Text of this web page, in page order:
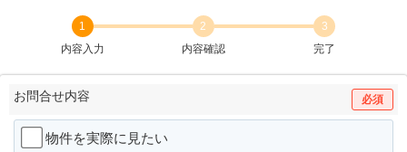
1
内容入力
2
内容確認
3
完了
お問合せ内容 必須
物件を実際に見たい